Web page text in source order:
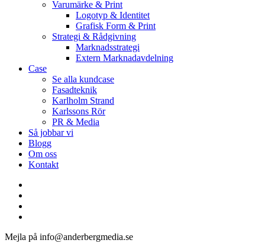
Varumärke & Print
Logotyp & Identitet
Grafisk Form & Print
Strategi & Rådgivning
Marknadsstrategi
Extern Marknadavdelning
Case
Se alla kundcase
Fasadteknik
Karlholm Strand
Karlssons Rör
PR & Media
Så jobbar vi
Blogg
Om oss
Kontakt
Mejla på info@anderbergmedia.se